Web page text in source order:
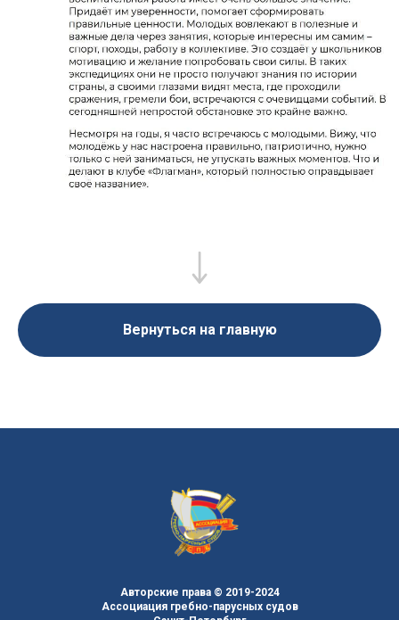
Вернуться на главную
Авторские права © 2019-2024
Ассоциация гребно-парусных судов